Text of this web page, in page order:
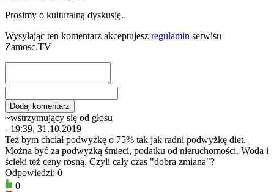
Prosimy o kulturalną dyskusję.
Wysyłając ten komentarz akceptujesz regulamin serwisu
Zamosc.TV
~wstrzymujący się od głosu
- 19:39, 31.10.2019
Też bym chciał podwyżkę o 75% tak jak radni podwyżkę diet.
Można być za podwyżką śmieci, podatku od nieruchomości. Woda i
ścieki też ceny rosną. Czyli cały czas "dobra zmiana"?
Odpowiedzi: 0
0